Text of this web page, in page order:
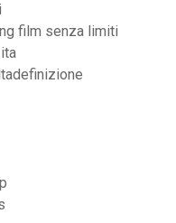
film senza limiti